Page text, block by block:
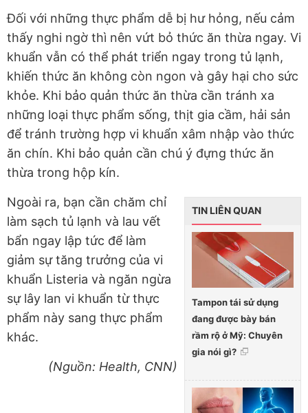
Đối với những thực phẩm dễ bị hư hỏng, nếu cảm
thấy nghi ngờ thì nên vứt bỏ thức ăn thừa ngay. Vi
khuẩn vẫn có thể phát triển ngay trong tủ lạnh,
khiến thức ăn không còn ngon và gây hại cho sức
khỏe. Khi bảo quản thức ăn thừa cần tránh xa
những loại thực phẩm sống, thịt gia cầm, hải sản
để tránh trường hợp vi khuẩn xâm nhập vào thức
ăn chín. Khi bảo quản cần chú ý đựng thức ăn
thừa trong hộp kín.
TIN LIÊN QUAN
Tampon tái sử dụng
đang được bày bán
rầm rộ ở Mỹ: Chuyên
gia nói gì?
Ngoài ra, bạn cần chăm chỉ
làm sạch tủ lạnh và lau vết
bẩn ngay lập tức để làm
giảm sự tăng trưởng của vi
khuẩn Listeria và ngăn ngừa
sự lây lan vi khuẩn từ thực
phẩm này sang thực phẩm
khác.
(Nguồn: Health, CNN)